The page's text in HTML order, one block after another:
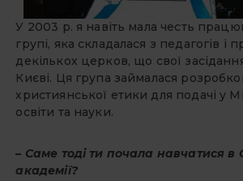
У 2003 р. я навіть мала честь
групі, яка складалася з педагогів і
декількох церков, що свої
Києві. Ця група займалася
християнської етики для подачі у
освіти та науки.
– Саме тоді ти почала навчатися в
академії?